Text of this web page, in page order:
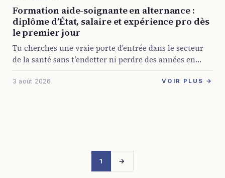
Formation aide-soignante en alternance :
diplôme d’État, salaire et expérience pro dès
le premier jour
Tu cherches une vraie porte d’entrée dans le secteur
de la santé sans t’endetter ni perdre des années en
cours théoriques ? La formation aide-soignante en
alternance répond à ça ...
3 août 2026 VOIR PLUS →
1 →